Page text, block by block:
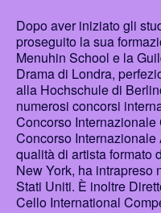
Dopo aver iniziato gli
proseguito la sua
Menuhin School e la
Drama di Londra,
alla Hochschule di
numerosi concorsi
Concorso
Concorso
qualità di artista formato
New York, ha intrapreso
Stati Uniti. È inoltre
Cello International